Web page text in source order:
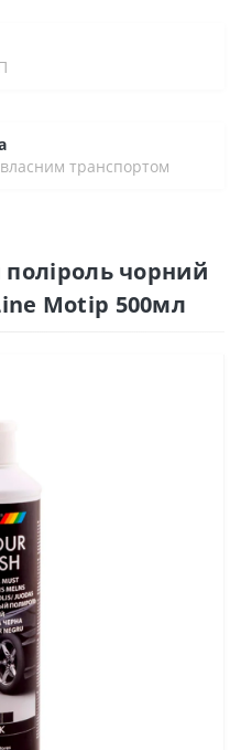
транспортом
чорний
Motip 500мл